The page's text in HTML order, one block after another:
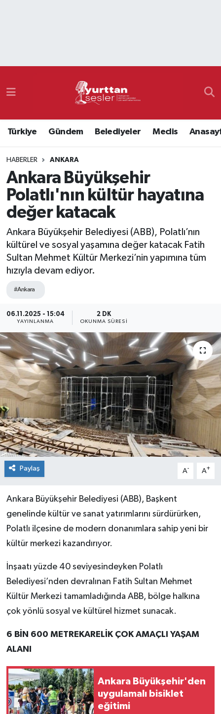
Türkiye Gündem Belediyeler Meclis
HABERLER ANKARA
Ankara Büyükşehir
Polatlı'nın kültür hayatına
değer katacak
Ankara Büyükşehir Belediyesi (ABB), Polatlı’nın
kültürel ve sosyal yaşamına değer katacak Fatih
Sultan Mehmet Kültür Merkezi’nin yapımına tüm
hızıyla devam ediyor.
#Ankara
06.11.2025 - 15:04
YAYINLANMA
2 DK
OKUNMA SÜRESI
Paylaş A- A+
Ankara Büyükşehir Belediyesi (ABB), Başkent
genelinde kültür ve sanat yatırımlarını sürdürürken,
Polatlı ilçesine de modern donanımlara sahip yeni bir
kültür merkezi kazandırıyor.
İnşaatı yüzde 40 seviyesindeyken Polatlı
Belediyesi’nden devralınan Fatih Sultan Mehmet
Kültür Merkezi tamamladığında ABB, bölge halkına
çok yönlü sosyal ve kültürel hizmet sunacak.
6 BİN 600 METREKARELİK ÇOK AMAÇLI YAŞAM
ALANI
Ankara Büyükşehir'den
uygulamalı bisiklet
eğitimi
Namaz Vakitleri
Süper Lig Puan Durumu ve Fikstür
Tüm Manşetler
Son Dakika Haberleri
Haber Arşivi